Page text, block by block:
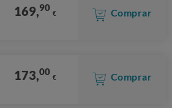
169,90 € Comprar
173,00 € Comprar